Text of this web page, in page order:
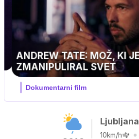
UEFA SUPERPOKAL
V živo na VOYO: sreda ob 20.30
Ljubljana
10km/h